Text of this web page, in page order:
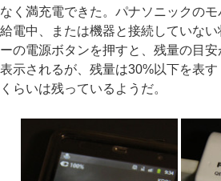
なく満充電できた。パナソニックのモ
給電中、または機器と接続していな
ーの電源ボタンを押すと、残量の目
表示されるが、残量は30%以下を表
くらいは残っているようだ。